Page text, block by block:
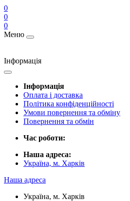
0
0
0
Меню
Інформація
Інформація
Оплата і доставка
Політика конфіденційності
Умови повернення та обміну
Повернення та обмін
Час роботи:
Наша адреса:
Україна, м. Харків
Наша адреса
Україна, м. Харків